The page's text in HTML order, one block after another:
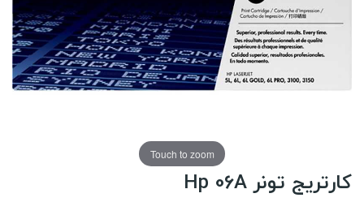
Touch to zoom
کارتریج تونر Hp 06A